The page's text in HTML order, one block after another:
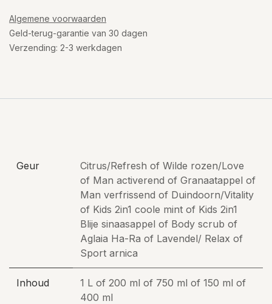
Algemene voorwaarden
Geld-terug-garantie van 30 dagen
Verzending: 2-3 werkdagen
Geur Citrus/Refresh of Wilde rozen/Love
of Man activerend of Granaatappel of
Man verfrissend of Duindoorn/Vitality
of Kids 2in1 coole mint of Kids 2in1
Blije sinaasappel of Body scrub of
Aglaia Ha-Ra of Lavendel/ Relax of
Sport arnica
Inhoud 1 L of 200 ml of 750 ml of 150 ml of
400 ml